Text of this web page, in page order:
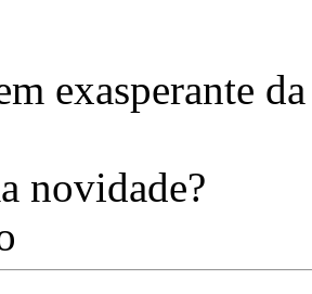
exasperante
novidade?